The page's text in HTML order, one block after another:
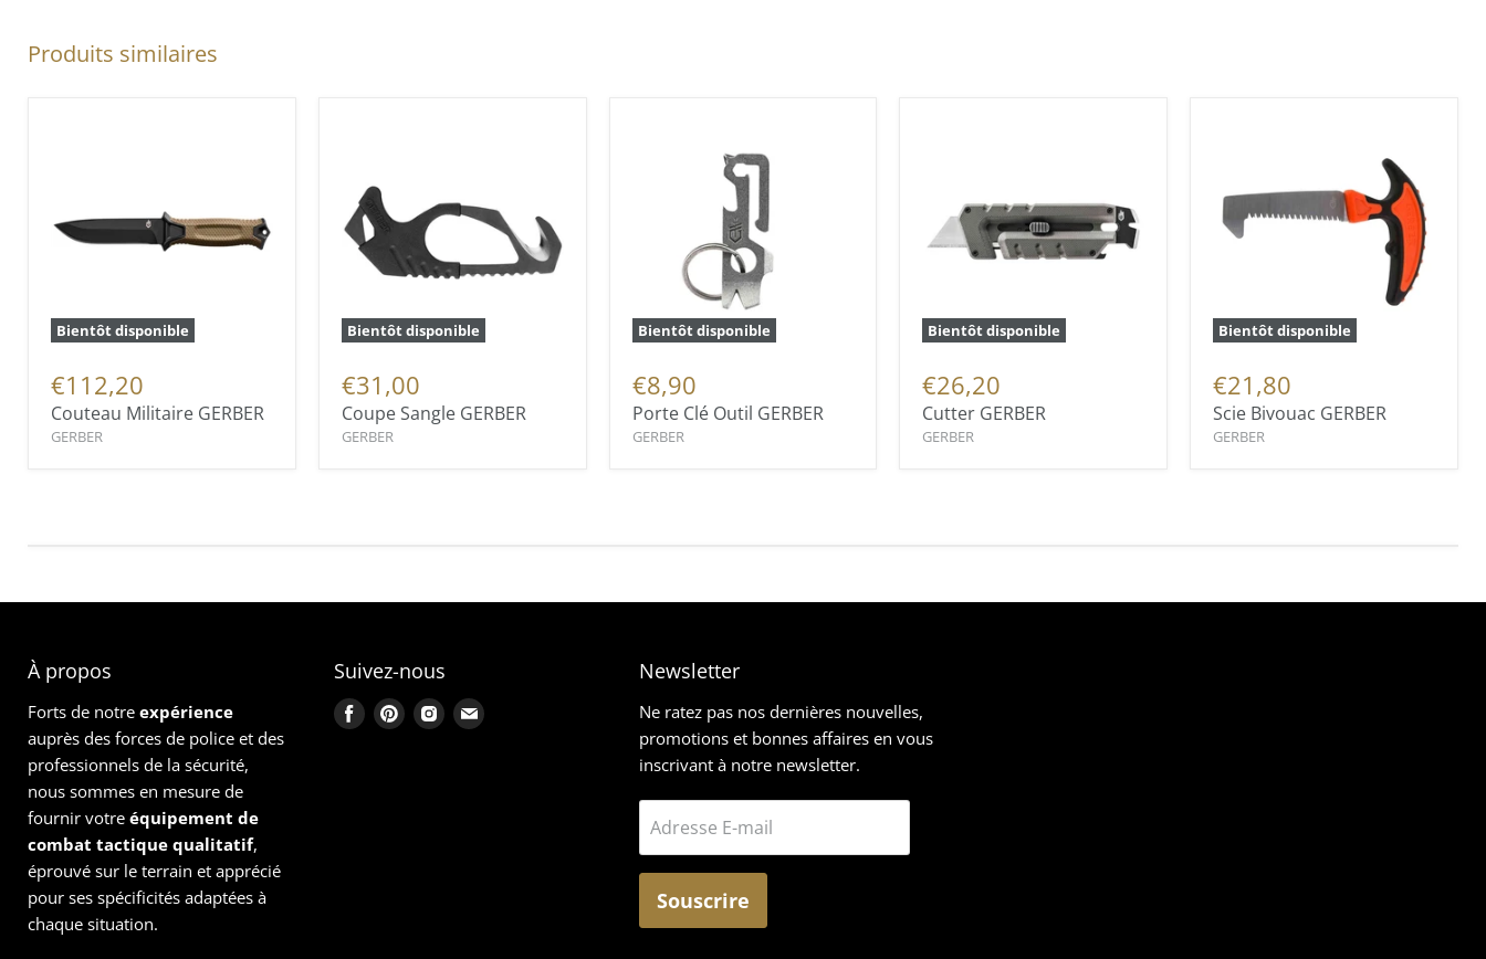
Produits similaires
Bientôt disponible
€112,20
Couteau Militaire GERBER
GERBER
Bientôt disponible
€31,00
Coupe Sangle GERBER
GERBER
Bientôt disponible
€8,90
Porte Clé Outil GERBER
GERBER
Bientôt disponible
€26,20
Cutter GERBER
GERBER
Bientôt disponible
€21,80
Scie Bivouac GERBER
GERBER
À propos
Forts de notre expérience
auprès des forces de police et des
professionnels de la sécurité,
nous sommes en mesure de
fournir votre équipement de
combat tactique qualitatif,
éprouvé sur le terrain et apprécié
pour ses spécificités adaptées à
chaque situation.
Suivez-nous
Trouvez-Trouvez-Trouvez-Trouvez-
Newsletter
Ne ratez pas nos dernières nouvelles,
promotions et bonnes affaires en vous
inscrivant à notre newsletter.
Adresse E-mail
Souscrire